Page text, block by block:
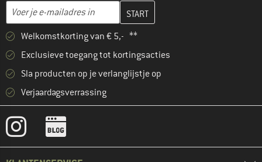
E-mailadres
Vul je e-mailadres hier in en maak in de volgende stap je
Welkomstkorting van € 5,- **
Exclusieve toegang tot kortingsacties
Sla producten op je verlanglijstje op
Verjaardagsverrassing